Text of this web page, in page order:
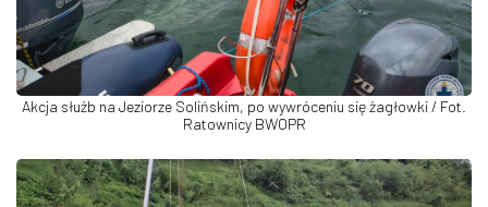
Akcja służb na Jeziorze Solińskim, po wywróceniu się żagłowki / Fot.
Ratownicy BWOPR